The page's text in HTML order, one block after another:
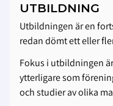
UTBILDNING
Utbildningen är en
redan dömt ett eller
Fokus i utbildningen
ytterligare som
och studier av olika